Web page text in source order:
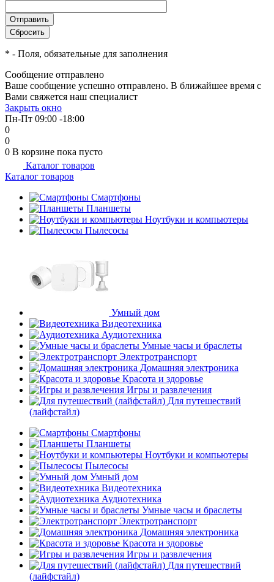
* - Поля, обязательные для заполнения
Сообщение отправлено
Ваше сообщение успешно отправлено. В ближайшее время с
Вами свяжется наш специалист
Закрыть окно
Пн-Пт 09:00 -18:00
0
0
0 В корзине пока пусто
Каталог товаров
Каталог товаров
Смартфоны
Планшеты
Ноутбуки и компьютеры
Пылесосы
Умный дом
Видеотехника
Аудиотехника
Умные часы и браслеты
Электротранспорт
Домашняя электроника
Красота и здоровье
Игры и развлечения
Для путешествий
(лайфстайл)
Смартфоны
Планшеты
Ноутбуки и компьютеры
Пылесосы
Умный дом
Видеотехника
Аудиотехника
Умные часы и браслеты
Электротранспорт
Домашняя электроника
Красота и здоровье
Игры и развлечения
Для путешествий
(лайфстайл)